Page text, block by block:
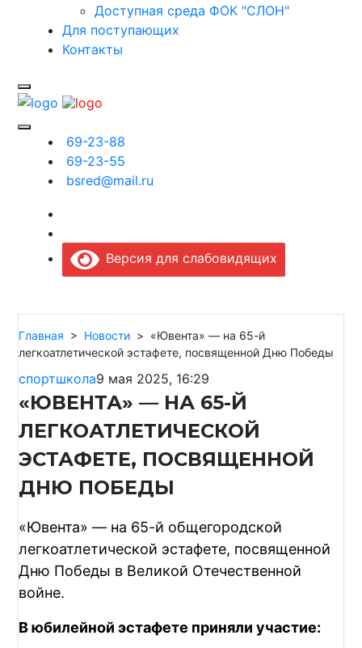
Доступная среда ФОК "СЛОН"
Для поступающих
Контакты
69-23-88
69-23-55
bsred@mail.ru
Версия для слабовидящих
Главная > Новости > «Ювента» — на 65-й
легкоатлетической эстафете, посвященной Дню Победы
спортшкола9 мая 2025, 16:29
«ЮВЕНТА» — НА 65-Й
ЛЕГКОАТЛЕТИЧЕСКОЙ
ЭСТАФЕТЕ, ПОСВЯЩЕННОЙ
ДНЮ ПОБЕДЫ
«Ювента» — на 65-й общегородской
легкоатлетической эстафете, посвященной
Дню Победы в Великой Отечественной
войне.
В юбилейной эстафете приняли участие: